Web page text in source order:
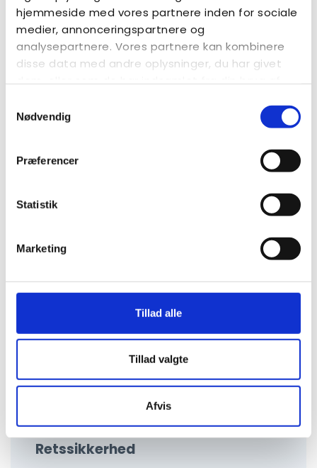
hjemmeside med vores partnere inden for sociale
medier, annonceringspartnere og
analysepartnere. Vores partnere kan kombinere
disse data med andre oplysninger, du har givet
dem, eller som de har indsamlet fra din brug af
Nødvendig
Præferencer
Statistik
Marketing
Tillad alle
Tillad valgte
Afvis
Autismebladet 2022, nr. 1
Retssikkerhed